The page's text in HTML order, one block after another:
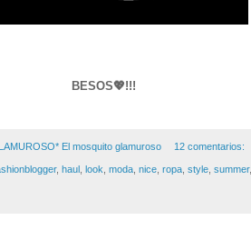
BESOS💖!!!
El mosquito glamuroso 12 comentarios:
, haul look moda nice ropa style summer,